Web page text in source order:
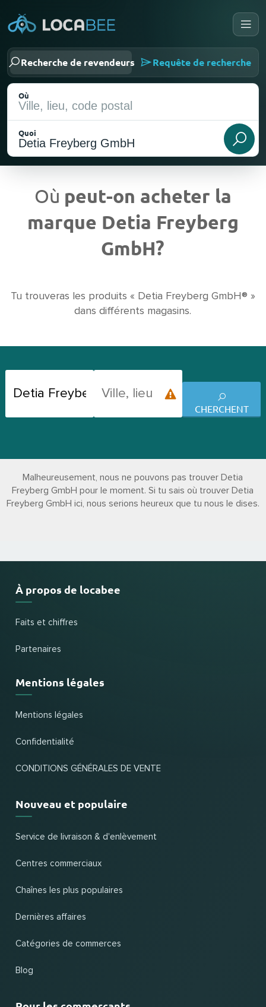
Recherche de revendeurs Requête de recherche
Où
Quoi
Emplacement actuel
Où peut-on acheter la
marque Detia Freyberg
GmbH?
Tu trouveras les produits « Detia Freyberg GmbH® »
dans différents magasins.
CHERCHENT
Malheureusement, nous ne pouvons pas trouver Detia
Freyberg GmbH pour le moment. Si tu sais où trouver Detia
Freyberg GmbH ici, nous serions heureux que tu nous le dises.
À propos de locabee
Faits et chiffres
Partenaires
Mentions légales
Mentions légales
Confidentialité
CONDITIONS GÉNÉRALES DE VENTE
Nouveau et populaire
Service de livraison & d'enlèvement
Centres commerciaux
Chaînes les plus populaires
Dernières affaires
Catégories de commerces
Blog